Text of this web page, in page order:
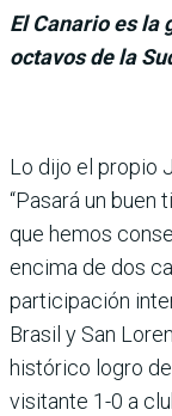
El Canario es la
octavos de la
Lo dijo el propio
“Pasará un buen
que hemos
encima de dos
partici­pación
Brasil y San
histórico logro
visitante 1-0 a